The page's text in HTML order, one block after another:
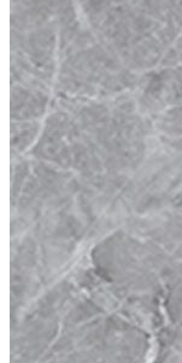
Điện
Email:
Mã số
Số nhà
Nội, Việt
Trụ sở: